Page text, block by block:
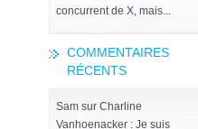
concurrent de X, mais...
COMMENTAIRES
RÉCENTS
Sam sur Charline
Vanhoenacker : Je suis